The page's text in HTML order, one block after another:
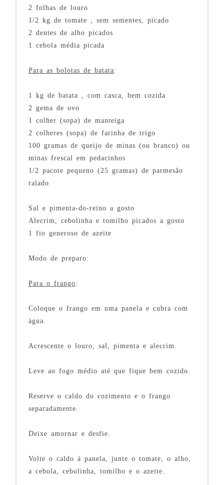
2 folhas de louro
1/2 kg de tomate , sem sementes, picado
2 dentes de alho picados
1 cebola média picada
Para as bolotas de batata:
1 kg de batata , com casca, bem cozida
2 gema de ovo
1 colher (sopa) de manteiga
2 colheres (sopa) de farinha de trigo
100 gramas de queijo de minas (ou branco) ou
minas frescal em pedacinhos
1/2 pacote pequeno (25 gramas) de parmesão
ralado
Sal e pimenta-do-reino a gosto
Alecrim, cebolinha e tomilho picados a gosto
1 fio generoso de azeite
Modo de preparo:
Para o frango:
Coloque o frango em uma panela e cubra com
água.
Acrescente o louro, sal, pimenta e alecrim.
Leve ao fogo médio até que fique bem cozido.
Reserve o caldo do cozimento e o frango
separadamente.
Deixe amornar e desfie.
Volte o caldo à panela, junte o tomate, o alho,
a cebola, cebolinha, tomilho e o azeite.